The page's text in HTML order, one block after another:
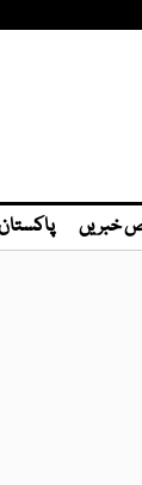
خبریں